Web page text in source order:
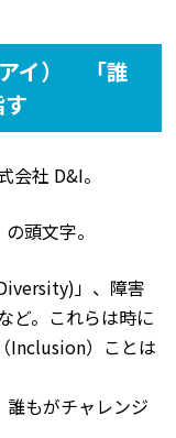
イ） 「誰
社 D&I。
頭文字。
」、障害
ど。これらは時に
Inclusion）ことは
もがチャレンジ